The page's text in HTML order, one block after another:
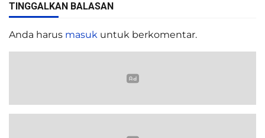
TINGGALKAN BALASAN
Anda harus masuk untuk berkomentar.